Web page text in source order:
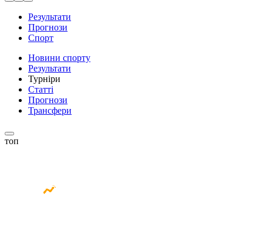
Результати
Прогнози
Спорт
Новини спорту
Результати
Турніри
Статті
Прогнози
Трансфери
топ